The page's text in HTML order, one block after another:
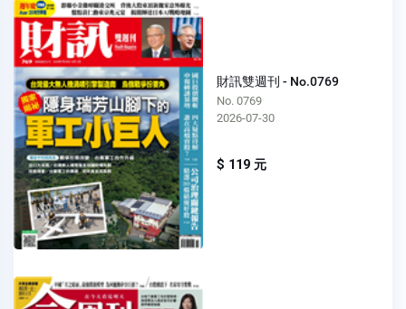
財訊雙週刊 - No.0769
No. 0769
2026-07-30
$ 119 元